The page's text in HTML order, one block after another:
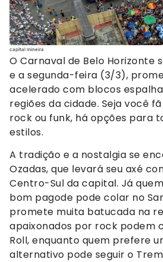
Um dos maiores blocos de Belo Horizonte, o Baianas Ozadas
capital mineira
O Carnaval de Belo Horizonte
e a segunda-feira (3/3),
acelerado com blocos
regiões da cidade. Seja você
rock ou funk, há opções para
estilos.
A tradição e a nostalgia se
Ozadas, que levará seu axé
Centro-Sul da capital. Já
bom pagode pode colar no
promete muita batucada na
apaixonados por rock podem
Roll, enquanto quem prefere
alternativo pode seguir o